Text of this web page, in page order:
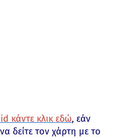
κάντε κλικ εδώ, εάν
δείτε τον χάρτη με το